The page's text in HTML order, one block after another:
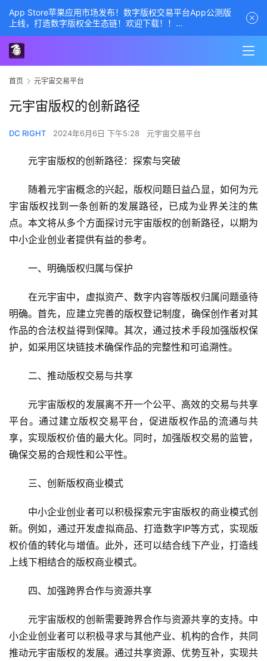
首页 元宇宙交易平台
元宇宙版权的创新路径
DC RIGHT 2024年6月6日 下午5:28 元宇宙交易平台
元宇宙版权的创新路径：探索与突破
随着元宇宙概念的兴起，版权问题日益凸显，如何为元
宇宙版权找到一条创新的发展路径，已成为业界关注的焦
点。本文将从多个方面探讨元宇宙版权的创新路径，以期为
中小企业创业者提供有益的参考。
一、明确版权归属与保护
在元宇宙中，虚拟资产、数字内容等版权归属问题亟待
明确。首先，应建立完善的版权登记制度，确保创作者对其
作品的合法权益得到保障。其次，通过技术手段加强版权保
护，如采用区块链技术确保作品的完整性和可追溯性。
二、推动版权交易与共享
元宇宙版权的发展离不开一个公平、高效的交易与共享
平台。通过建立版权交易平台，促进版权作品的流通与共
享，实现版权价值的最大化。同时，加强版权交易的监管，
确保交易的合规性和公平性。
三、创新版权商业模式
中小企业创业者可以积极探索元宇宙版权的商业模式创
新。例如，通过开发虚拟商品、打造数字IP等方式，实现版
权价值的转化与增值。此外，还可以结合线下产业，打造线
上线下相结合的版权商业模式。
四、加强跨界合作与资源共享
元宇宙版权的创新需要跨界合作与资源共享的支持。中
小企业创业者可以积极寻求与其他产业、机构的合作，共同
推动元宇宙版权的发展。通过共享资源、优势互补，实现共
App Store苹果应用市场发布！数字版权交易平台App公测版
上线，打造数字版权全生态链！欢迎下载！！
商务经理联系方式——数字版权交易平台